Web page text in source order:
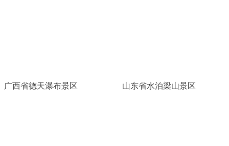
广西省德天瀑布景区 山东省水泊梁山景区